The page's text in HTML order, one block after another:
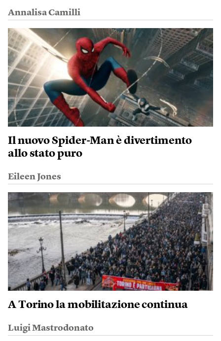
Annalisa Camilli
Il nuovo Spider-Man è divertimento
allo stato puro
Eileen Jones
A Torino la mobilitazione continua
Luigi Mastrodonato